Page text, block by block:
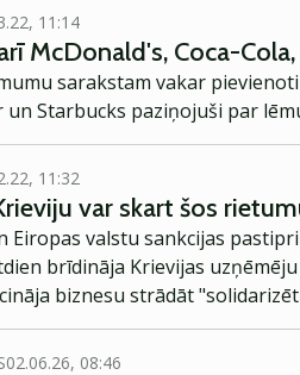
11:14
McDonald's, Coca-
sarakstam vakar
un Starbucks paziņojuši par
11:32
var skart šos
Eiropas valstu sankcijas
brīdināja Krievijas
biznesu strādāt
02.06.26, 08:46